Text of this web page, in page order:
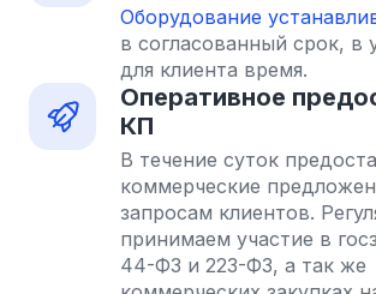
Оборудование
в согласованный срок, в
для клиента время.
Оперативное
КП
В течение суток
коммерческие
запросам клиентов.
принимаем участие в
44-ФЗ и 223-ФЗ, а так же